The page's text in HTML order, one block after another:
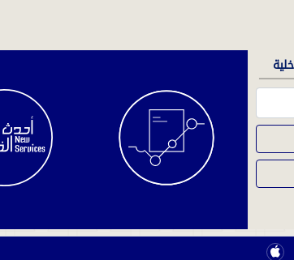
القضية
استعلم